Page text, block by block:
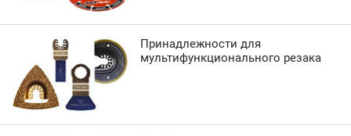
Принадлежности для
мультифункционального резака